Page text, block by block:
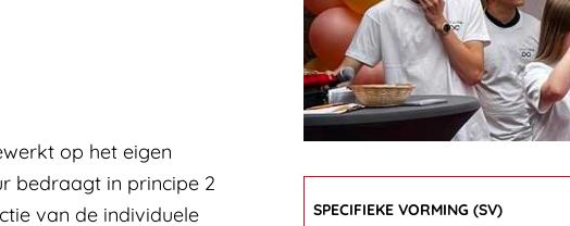
ONTHAAL, ORGANISATIE EN
op het eigen
bedraagt in principe 2
van de individuele
SPECIFIEKE VORMING (SV)